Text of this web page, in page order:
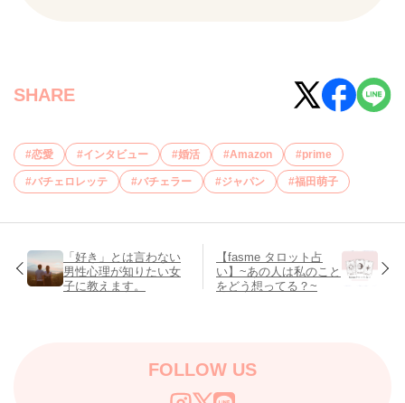
SHARE
恋愛 インタビュー 婚活 Amazon prime
バチェロレッテ バチェラー ジャパン 福田萌子
「好き」とは言わない
男性心理が知りたい女
子に教えます。
【fasme タロット占
い】~あの人は私のこと
をどう想ってる？~
FOLLOW US